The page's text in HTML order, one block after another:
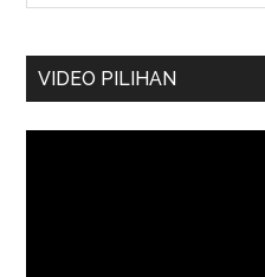
VIDEO PILIHAN